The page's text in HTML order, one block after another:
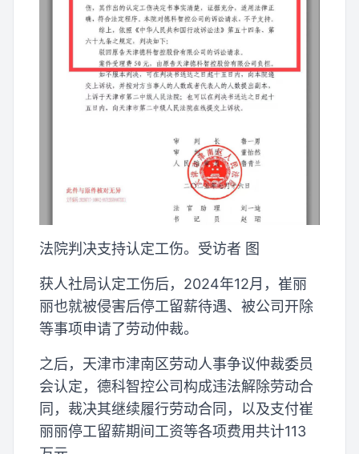
法院判决支持认定工伤。受访者 图
获人社局认定工伤后，2024年12月，崔丽
丽也就被侵害后停工留薪待遇、被公司开除
等事项申请了劳动仲裁。
之后，天津市津南区劳动人事争议仲裁委员
会认定，德科智控公司构成违法解除劳动合
同，裁决其继续履行劳动合同，以及支付崔
丽丽停工留薪期间工资等各项费用共计113